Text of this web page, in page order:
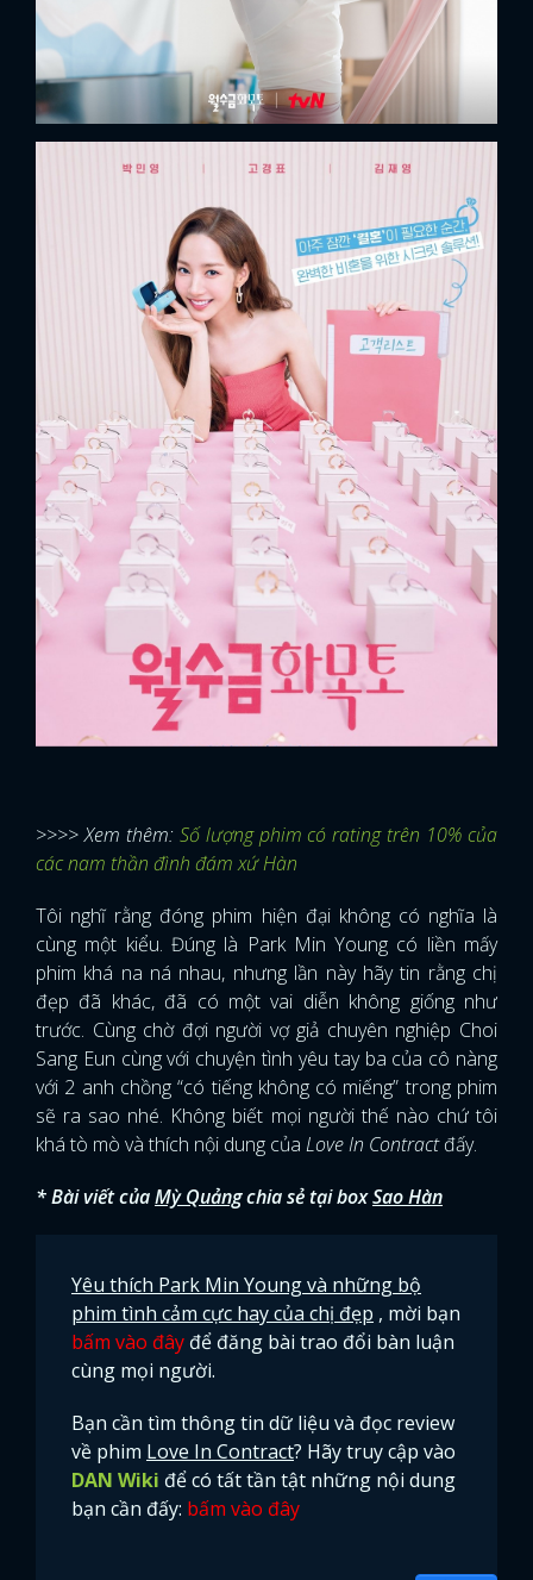
>>>> Xem thêm: Số lượng phim có rating trên 10% của
các nam thần đình đám xứ Hàn
Tôi nghĩ rằng đóng phim hiện đại không có nghĩa là
cùng một kiểu. Đúng là Park Min Young có liền mấy
phim khá na ná nhau, nhưng lần này hãy tin rằng chị
đẹp đã khác, đã có một vai diễn không giống như
trước. Cùng chờ đợi người vợ giả chuyên nghiệp Choi
Sang Eun cùng với chuyện tình yêu tay ba của cô nàng
với 2 anh chồng “có tiếng không có miếng” trong phim
sẽ ra sao nhé. Không biết mọi người thế nào chứ tôi
khá tò mò và thích nội dung của Love In Contractđấy.
* Bài viết củaMỳ Quảngchia sẻ tại boxSao Hàn
Yêu thích Park Min Young và những bộ
phim tình cảm cực hay của chị đẹp , mời bạn
bấm vào đây để đăng bài trao đổi bàn luận
cùng mọi người.
Bạn cần tìm thông tin dữ liệu và đọc review
về phim Love In Contract? Hãy truy cập vào
DAN Wiki để có tất tần tật những nội dung
bạn cần đấy: bấm vào đây